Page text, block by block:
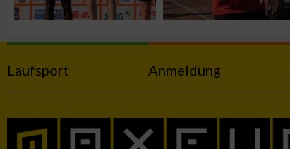
Laufsport Anmeldung